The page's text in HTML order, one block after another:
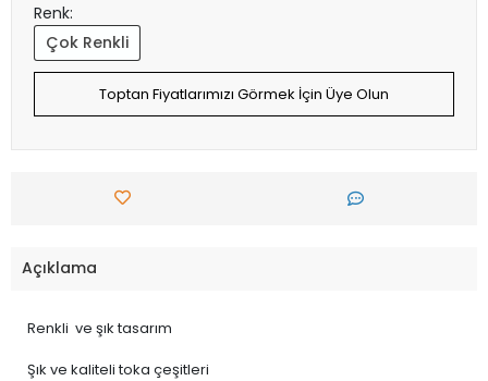
Renk:
Çok Renkli
Toptan Fiyatlarımızı Görmek İçin Üye Olun
Açıklama
Renkli ve şık tasarım
Şık ve kaliteli toka çeşitleri